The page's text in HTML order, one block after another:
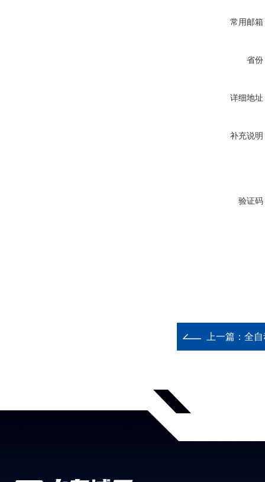
常用邮箱
省份
详细地址
补充说明
验证码
上一篇： 全